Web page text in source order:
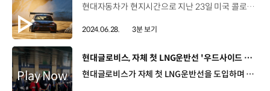
현대자동차가 현지시간으로 지난 23일 미국 콜로라도에서 열린 '파이크스 피크 힐클라임 (Pikes Peak International Hill Climb)'에 출전했습니다. 김진아 리포터, 현대자동차가 이번 대회에서 최고 기록을 깼죠. 네, 현대자동차의 첨단 전동화 기술을 집약해 주행성능을 극한으로 끌어올린 아이오닉 5 N의 강력한 퍼포먼스를 제대로 증명해냈는데요, 로키산맥에서의 짜릿한 레이싱 현장, 함께 보시죠. 미국 콜로라도에서 열린 '파이크스 피크 힐클라임' 대회는 1916년 시작돼 미국에서 두 번째로 오래된 모터스포츠 경기입니다. 로키산맥의 파이크스 피크 봉우리를 오르내리며 경기를 펼쳐 '구름 위의 레이스'라고도 불리는데요, 해발 2,862ｍ의 출발선에서 4,302ｍ의 결승선까지 오르막 구간만 19.99㎞에 달하는 데다 156개의 굴곡진 코너가 곳곳에 도사리고 있어 차량의 성능뿐만 아니라 내구성, 안정성까지 가늠할 수 있는 난이도 있는 대회로 꼽힙니다. 현대자동차는 고성능 전기차 '아이오닉 5 N'을 활용해 이번 대회 익스히비션(Exhibition) 부문에 양산형 전기차 SUV·크로스오버 개조와 비개조 차량으로 참가했습니다. 개조 차량에는 아이오닉 5 N을 기반으로 험난한 레이스에 최적으로 세팅된 '아이오닉 5 N TA(타임 어택) Spec' 차량을 선보였는데요. 아이오닉 5 N TA Spec은 기존 양산 차량과 동일한 고용량 배터리와 고출력 모터 시스템을 갖추고 소프트웨어 변경을 통해 출력을 최대 687마력으로 증대했습니다. 또한 충격 흡수 장치, 18인치 슬릭 타이어 등 모터스포츠 전용 패키지를 탑재해 드라이버가 더 빠르고 안전하게 레이스를 펼칠 수 있도록 개조됐습니다. 아이오닉 5 N TA Spec은 첫 출전임에도 9분 30초852의 기록으로 완주에 성공해 종전 최고 기록인 9분 54초901을 경신하며 최고 기록을 세웠는데요, 익스히비션 부문 1위뿐만 아니라 종합순위 3위를 차지하며 높은 기록으로 대회를 마무리했습니다. 또한 비개조 차량으로 참가한 '아이오닉 5 N'은 10분 49초 267의 기록으로 결승선을 통과해 이전 최고 기록인 11분 2초801을 뛰어넘으며 고성능 전기차의 주행 성능을 증명했습니다. 높은 난이도로 악명 높은 이번 대회에서 아이오닉 5 N이 강력한 퍼포먼스를 제대로 선보였네요. 게다가 전기차임에도 불구하고 성능 저하가 전혀 없이 완주했다는 점이 현지에서 이목을 끌었다고요. 네, 배터리 최적 온도 조절을 통해 약 20km 코스를 안정적으로 완주할 수 있었는데요, 또한, 실제 엔진 사운드와 유사한 'N 액티브 사운드' 기능 등을 활용해 흥미로운 볼거리 제공하기도 했습니다. 현대자동차가 앞으로도 다양한 모터스포츠 활동으로 N브랜드의 기술력을 선보이길 기대하겠습니다. 오늘 소식 전해주셔서 고맙습니다.
2024.06.28. 3분 보기
[동영상]
현대글로비스, 자체 첫 LNG운반선 '우드사이드 스칼렛 아이비스'호 명명식
현대글로비스가 자체 첫 LNG운반선을 도입하며 글로벌 가스 해상 운송 시장 공략을 가속화합니다. 현대글로비스는 지난 19일 전남 HD현대삼호 조선소에서 첫번째 LNG 운반선 '우드사이드 스칼렛 아이비스'호의 명명식을 개최했습니다. ‘우드사이드 스칼렛 아이비스’호는 우리나라 하루 LNG 소비량 약 절반에 달하는 17만 4,000㎥ 규모의 LNG를 선적할 수 있는 초대형 선박인데요, 선박 길이가 무려 292m로 여의도 63빌딩의 높이보다 약 40m가 더 깁니다. ‘우드사이드 스칼렛 아이비스’호는 글로벌 에너지 기업 우드사이드와의 LNG 운송 계약에 투입돼 최대 15년간 세계 각지로 가스를 운반하게 됩니다. 마크 애봇츠포드 / 부사장 /우드사이드 마케팅∙트레이딩 부문 ‘우드사이드 스칼렛 아이비스’호는 연비는 높이고 배기가스 배출은 줄인 기술적으로 가장 진보된 LNG선박 중 하나입니다. 우드사이드는 이 선박을 통해 전 세계 고객에게 합리적인 가격의 에너지 솔루션을 제공함과 동시에 LNG 운송 과정 중에 쓰이는 탄소도 저감할 예정입니다. 현대글로비스, 감사합니다. 한편 세계적으로 탄소 중립이 강조되면서 LNG, 수소·암모니아 등 저공해 에너지들이 부상하면서 글로벌 투자은행 골드만삭스 리서치는 2030년까지 전 세계 LNG 공급이 80% 증가할 것으로 예상하는데요. 현대글로비스는 가스 해상 운송 경쟁력을 발휘해 글로벌 시장에서 확고한 입지를 다질 계획입니다. 이규복 대표이사/현대글로비스현대글로비스와 우드사이드는 이번 ‘우드사이드 스칼렛 아이비스’호 명명식을 시작으로 친환경 에너지 시장의 중요한 파트너로 함께할 예정입니다. 앞으로 현대글로비스는 LNG선 운항·관리 역량을 강화하고 축적된 노하우로 향후 수소·암모니아 등 친환경 에너지 운송 시장을 선도하는 기업으로 나아가겠습니다. 현대글로비스는 LNG 운송 시장에 본격적으로 진입해 향후 신규 성장동력을 확보하고 기존 자동차 운반 중심의 해운 사업 역량을 다각화할 예정입니다.